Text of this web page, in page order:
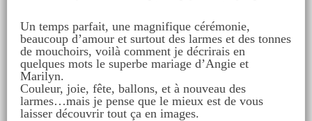
Un temps parfait, une magnifique cérémonie,
beaucoup d’amour et surtout des larmes et des tonnes
de mouchoirs, voilà comment je décrirais en
quelques mots le superbe mariage d’Angie et
Marilyn.
Couleur, joie, fête, ballons, et à nouveau des
larmes…mais je pense que le mieux est de vous
laisser découvrir tout ça en images.